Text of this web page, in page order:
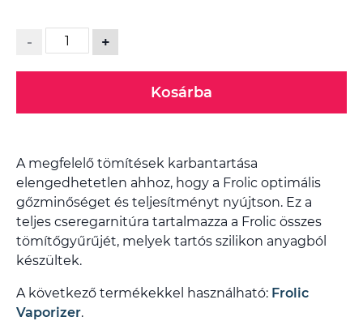
- +
Kosárba
A megfelelő tömítések karbantartása
elengedhetetlen ahhoz, hogy a Frolic optimális
gőzminőséget és teljesítményt nyújtson. Ez a
teljes cseregarnitúra tartalmazza a Frolic összes
tömítőgyűrűjét, melyek tartós szilikon anyagból
készültek.
A következő termékekkel használható: Frolic
Vaporizer.